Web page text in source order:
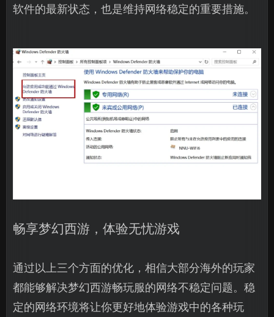
软件的最新状态，也是维持网络稳定的重要措施。
畅享梦幻西游，体验无忧游戏
通过以上三个方面的优化，相信大部分海外的玩家
都能够解决梦幻西游畅玩服的网络不稳定问题。稳
定的网络环境将让你更好地体验游戏中的各种玩